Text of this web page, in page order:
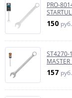
PRO-
150 руб.
157 руб.